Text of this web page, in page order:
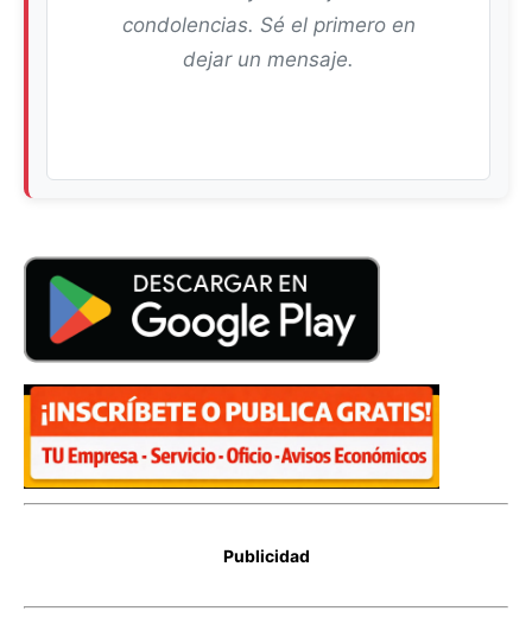
condolencias. Sé el primero en
dejar un mensaje.
Publicidad